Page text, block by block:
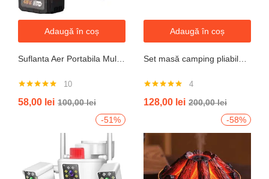
Adaugă în coș
Suflanta Aer Portabila Multifunctionala pentru uscare masina, zapada, apa, calculator, gratar, frunze si praf, 2 acumulatori inclusi 48V
4.90din 5
10
58,00 lei 100,00lei
Adaugă în coș
Set masă camping pliabilă cu 4 scaune jrh aluminiu ușor, reglabil pe înălțime, portabil pentru picnic, grătar, excursii, pescuit 120×60 cm
5.00din 5
4
128,00 lei 200,00lei
-51%
-58%